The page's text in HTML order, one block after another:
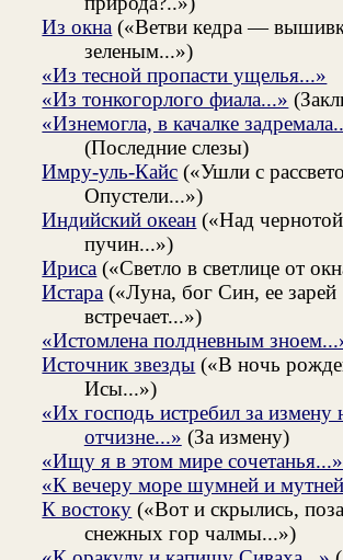
Из окна («Ветви кедра —
зеленым...»)
«Из тесной пропасти ущелья...»
«Из тонкогорлого фиала...»
«Изнемогла, в качалке
(Последние слезы)
Имру-уль-Кайс («Ушли с
Опустели...»)
Индийский океан («Над
пучин...»)
Ириса («Светло в светлице от
Истара («Луна, бог Син, ее зарей
встречает...»)
«Истомлена полдневным
Источник звезды («В ночь
Исы...»)
«Их господь истребил за измену
отчизне...» (За измену)
«Ищу я в этом мире сочетанья...»
«К вечеру море шумней и
К востоку («Вот и скрылись,
снежных гор чалмы...»)